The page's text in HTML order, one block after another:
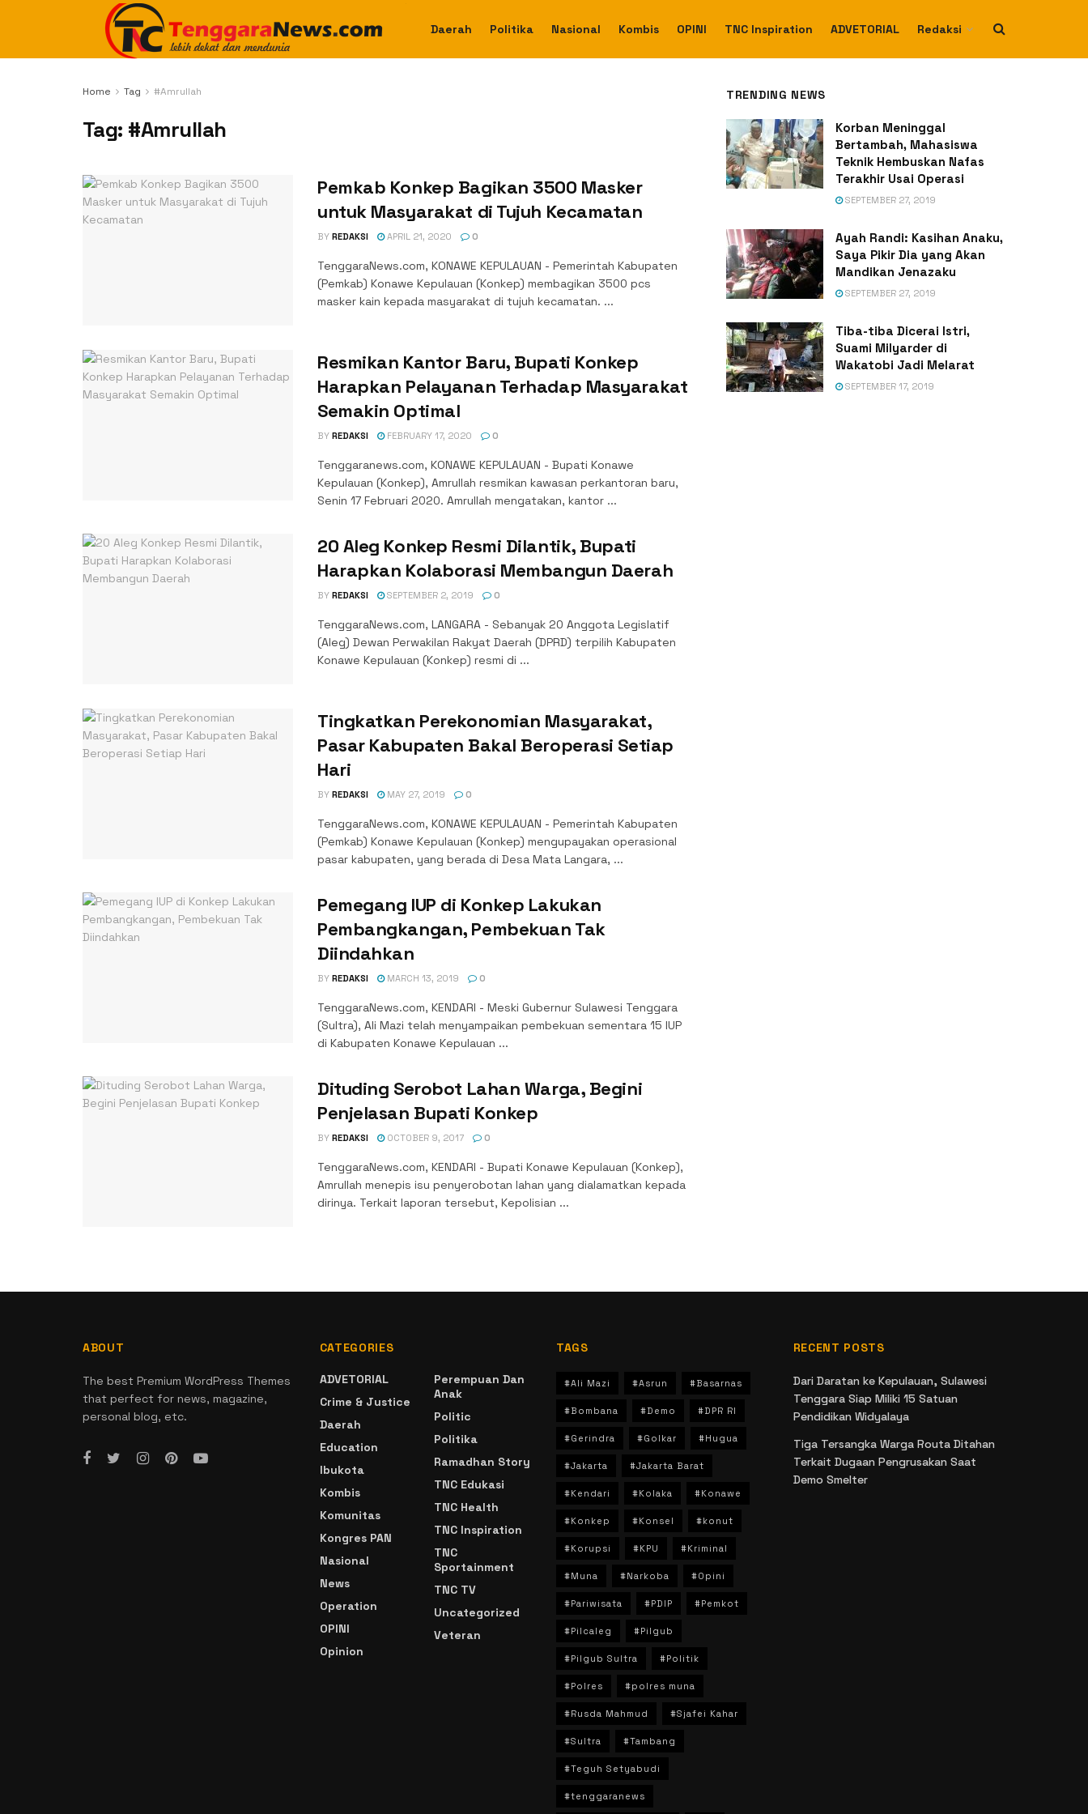
Daerah Politika Nasional Kombis OPINI TNC Inspiration ADVETORIAL Redaksi
Home Tag #Amrullah
Tag: #Amrullah
Pemkab Konkep Bagikan 3500 Masker
untuk Masyarakat di Tujuh Kecamatan
BY REDAKSI APRIL 21, 2020 0
TenggaraNews.com, KONAWE KEPULAUAN - Pemerintah Kabupaten
(Pemkab) Konawe Kepulauan (Konkep) membagikan 3500 pcs
masker kain kepada masyarakat di tujuh kecamatan. ...
Resmikan Kantor Baru, Bupati Konkep
Harapkan Pelayanan Terhadap Masyarakat
Semakin Optimal
BY REDAKSI FEBRUARY 17, 2020 0
Tenggaranews.com, KONAWE KEPULAUAN - Bupati Konawe
Kepulauan (Konkep), Amrullah resmikan kawasan perkantoran baru,
Senin 17 Februari 2020. Amrullah mengatakan, kantor ...
20 Aleg Konkep Resmi Dilantik, Bupati
Harapkan Kolaborasi Membangun Daerah
BY REDAKSI SEPTEMBER 2, 2019 0
TenggaraNews.com, LANGARA - Sebanyak 20 Anggota Legislatif
(Aleg) Dewan Perwakilan Rakyat Daerah (DPRD) terpilih Kabupaten
Konawe Kepulauan (Konkep) resmi di ...
Tingkatkan Perekonomian Masyarakat,
Pasar Kabupaten Bakal Beroperasi Setiap
Hari
BY REDAKSI MAY 27, 2019 0
TenggaraNews.com, KONAWE KEPULAUAN - Pemerintah Kabupaten
(Pemkab) Konawe Kepulauan (Konkep) mengupayakan operasional
pasar kabupaten, yang berada di Desa Mata Langara, ...
Pemegang IUP di Konkep Lakukan
Pembangkangan, Pembekuan Tak
Diindahkan
BY REDAKSI MARCH 13, 2019 0
TenggaraNews.com, KENDARI - Meski Gubernur Sulawesi Tenggara
(Sultra), Ali Mazi telah menyampaikan pembekuan sementara 15 IUP
di Kabupaten Konawe Kepulauan ...
Dituding Serobot Lahan Warga, Begini
Penjelasan Bupati Konkep
BY REDAKSI OCTOBER 9, 2017 0
TenggaraNews.com, KENDARI - Bupati Konawe Kepulauan (Konkep),
Amrullah menepis isu penyerobotan lahan yang dialamatkan kepada
dirinya. Terkait laporan tersebut, Kepolisian ...
TRENDING NEWS
Korban Meninggal
Bertambah, Mahasiswa
Teknik Hembuskan Nafas
Terakhir Usai Operasi
SEPTEMBER 27, 2019
Ayah Randi: Kasihan Anaku,
Saya Pikir Dia yang Akan
Mandikan Jenazaku
SEPTEMBER 27, 2019
Tiba-tiba Dicerai Istri,
Suami Milyarder di
Wakatobi Jadi Melarat
SEPTEMBER 17, 2019
ABOUT
The best Premium WordPress Themes
that perfect for news, magazine,
personal blog, etc.
CATEGORIES
ADVETORIAL
Crime & Justice
Daerah
Education
Ibukota
Kombis
Komunitas
Kongres PAN
Nasional
News
Operation
OPINI
Opinion
Perempuan Dan
Anak
Politic
Politika
Ramadhan Story
TNC Edukasi
TNC Health
TNC Inspiration
TNC
Sportainment
TNC TV
Uncategorized
Veteran
TAGS
#Ali Mazi #Asrun #Basarnas
#Bombana #Demo #DPR RI
#Gerindra #Golkar #Hugua
#Jakarta #Jakarta Barat
#Kendari #Kolaka #Konawe
#Konkep #Konsel #konut
#Korupsi #KPU #Kriminal
#Muna #Narkoba #Opini
#Pariwisata #PDIP #Pemkot
#Pilcaleg #Pilgub
#Pilgub Sultra #Politik
#Polres #polres muna
#Rusda Mahmud #Sjafei Kahar
#Sultra #Tambang
#Teguh Setyabudi
#tenggaranews
RECENT POSTS
Dari Daratan ke Kepulauan, Sulawesi
Tenggara Siap Miliki 15 Satuan
Pendidikan Widyalaya
Tiga Tersangka Warga Routa Ditahan
Terkait Dugaan Pengrusakan Saat
Demo Smelter